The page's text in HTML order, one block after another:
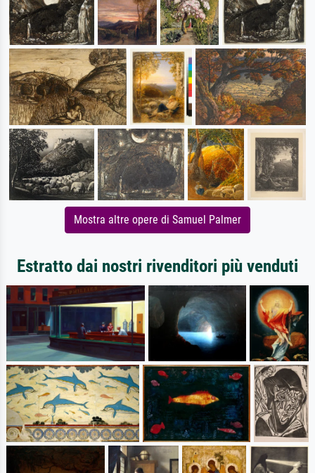
Mostra altre opere di Samuel Palmer
Estratto dai nostri rivenditori più venduti